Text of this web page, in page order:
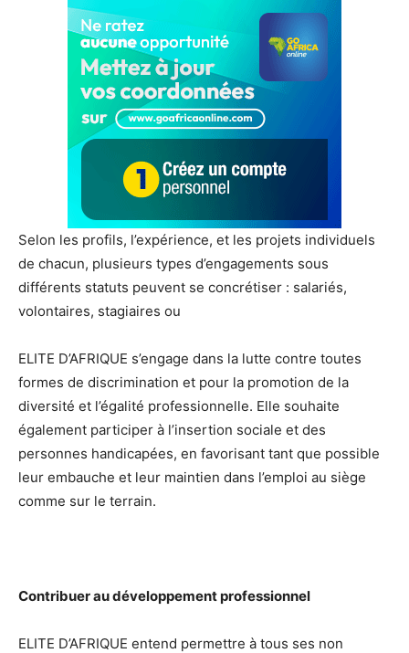
Selon les profils, l’expérience, et les projets individuels
de chacun, plusieurs types d’engagements sous
différents statuts peuvent se concrétiser : salariés,
volontaires, stagiaires ou
ELITE D’AFRIQUE s’engage dans la lutte contre toutes
formes de discrimination et pour la promotion de la
diversité et l’égalité professionnelle. Elle souhaite
également participer à l’insertion sociale et des
personnes handicapées, en favorisant tant que possible
leur embauche et leur maintien dans l’emploi au siège
comme sur le terrain.
Contribuer au développement professionnel
ELITE D’AFRIQUE entend permettre à tous ses non